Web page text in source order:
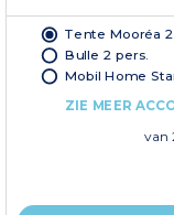
Tente Mooréa
Bulle 2 pers.
Mobil Home
ZIE MEER
van